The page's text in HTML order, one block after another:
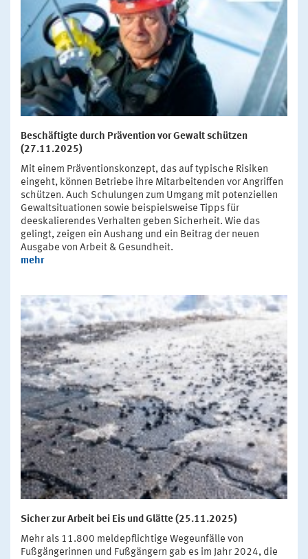
Beschäftigte durch Prävention vor Gewalt schützen
(27.11.2025)
Mit einem Präventionskonzept, das auf typische Risiken
eingeht, können Betriebe ihre Mitarbeitenden vor Angriffen
schützen. Auch Schulungen zum Umgang mit potenziellen
Gewaltsituationen sowie beispielsweise Tipps für
deeskalierendes Verhalten geben Sicherheit. Wie das
gelingt, zeigen ein Aushang und ein Beitrag der neuen
Ausgabe von Arbeit & Gesundheit.
mehr
Sicher zur Arbeit bei Eis und Glätte (25.11.2025)
Mehr als 11.800 meldepflichtige Wegeunfälle von
Fußgängerinnen und Fußgängern gab es im Jahr 2024, die